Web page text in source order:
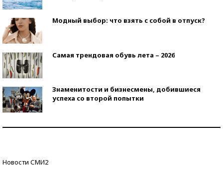
Модный выбор: что взять с собой в отпуск?
Самая трендовая обувь лета – 2026
Знаменитости и бизнесмены, добившиеся
успеха со второй попытки
Новости СМИ2